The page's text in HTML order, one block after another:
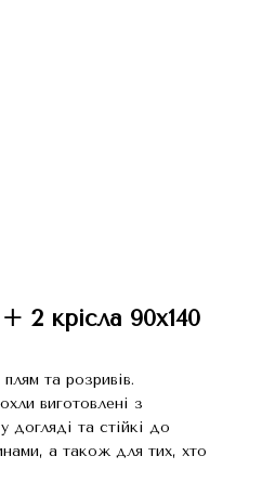
2 крісла 90х140
та розривів.
виготовлені з
догляді та стійкі до
а також для тих, хто